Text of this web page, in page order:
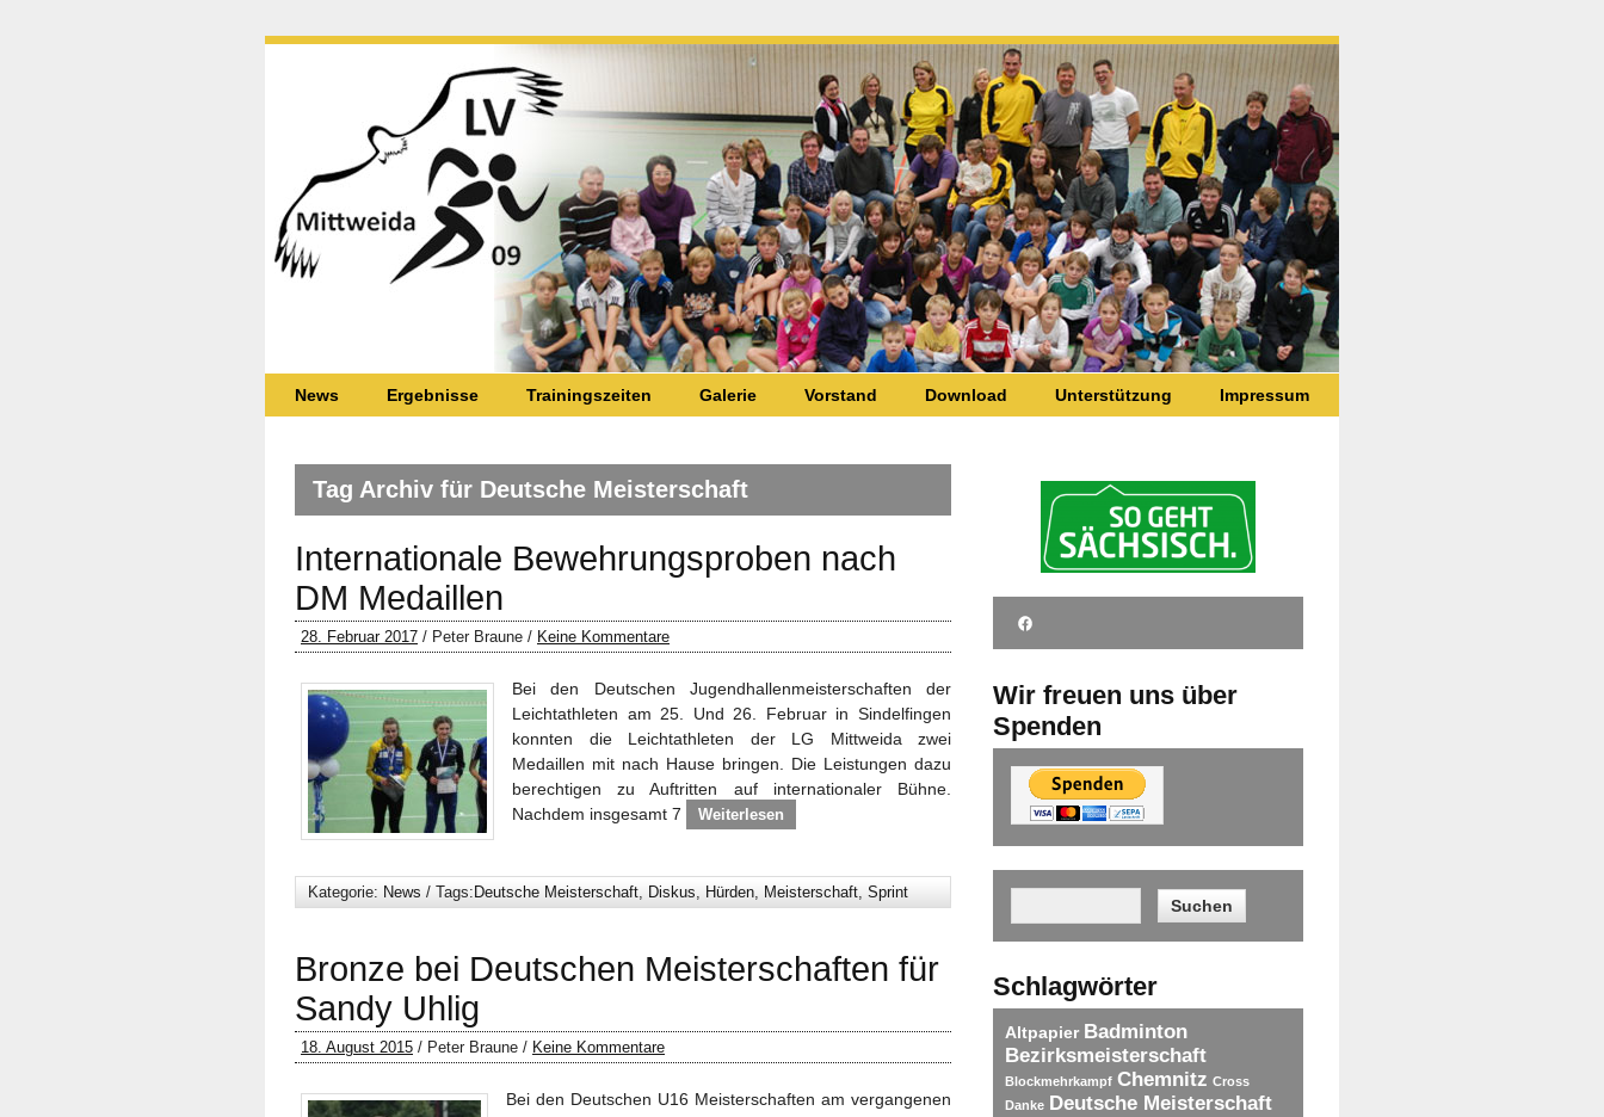
News Ergebnisse Trainingszeiten Galerie Vorstand Download Unterstützung Impressum
Tag Archiv für Deutsche Meisterschaft
Internationale Bewehrungsproben nach
DM Medaillen
28. Februar 2017 / Peter Braune / Keine Kommentare
Bei den Deutschen Jugendhallenmeisterschaften der
Leichtathleten am 25. Und 26. Februar in Sindelfingen
konnten die Leichtathleten der LG Mittweida zwei
Medaillen mit nach Hause bringen. Die Leistungen dazu
berechtigen zu Auftritten auf internationaler Bühne.
Nachdem insgesamt 7
Weiterlesen
Kategorie: News / Tags: Deutsche Meisterschaft, Diskus, Hürden, Meisterschaft, Sprint
Bronze bei Deutschen Meisterschaften für
Sandy Uhlig
18. August 2015 / Peter Braune / Keine Kommentare
Bei den Deutschen U16 Meisterschaften am vergangenen
Wir freuen uns über
Spenden
Schlagwörter
Altpapier Badminton
Bezirksmeisterschaft
Blockmehrkampf Chemnitz Cross
Danke Deutsche Meisterschaft